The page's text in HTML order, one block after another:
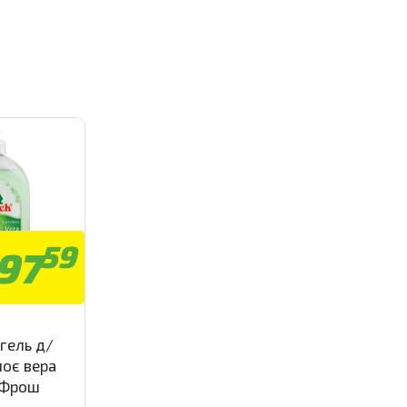
59
д/
вера